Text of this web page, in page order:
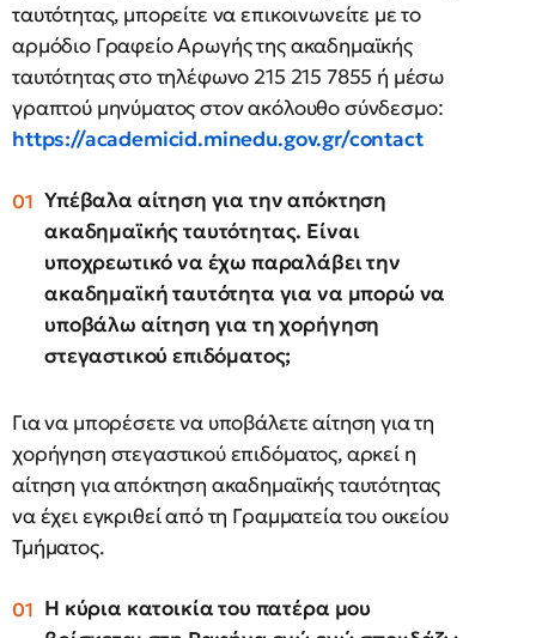
ταυτότητας, μπορείτε να επικοινωνείτε με το
αρμόδιο Γραφείο Αρωγής της ακαδημαϊκής
ταυτότητας στο τηλέφωνο 215 215 7855 ή μέσω
γραπτού μηνύματος στον ακόλουθο σύνδεσμο:
https://academicid.minedu.gov.gr/contact
Υπέβαλα αίτηση για την απόκτηση
ακαδημαϊκής ταυτότητας. Είναι
υποχρεωτικό να έχω παραλάβει την
ακαδημαϊκή ταυτότητα για να μπορώ να
υποβάλω αίτηση για τη χορήγηση
στεγαστικού επιδόματος;
Για να μπορέσετε να υποβάλετε αίτηση για τη
χορήγηση στεγαστικού επιδόματος, αρκεί η
αίτηση για απόκτηση ακαδημαϊκής ταυτότητας
να έχει εγκριθεί από τη Γραμματεία του οικείου
Τμήματος.
Η κύρια κατοικία του πατέρα μου